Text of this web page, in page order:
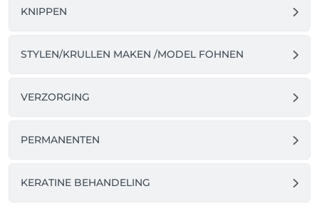
KNIPPEN
STYLEN/KRULLEN MAKEN /MODEL FOHNEN
VERZORGING
PERMANENTEN
KERATINE BEHANDELING